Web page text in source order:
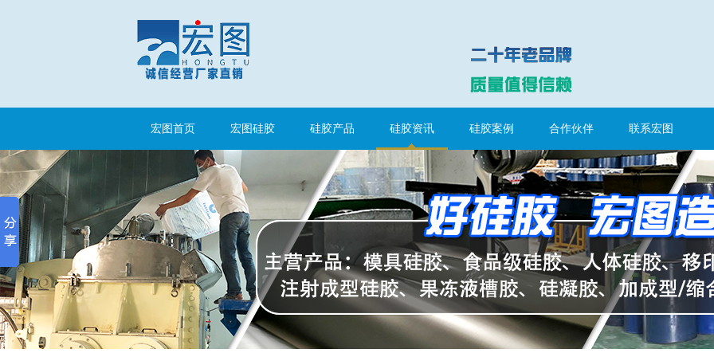
宏图首页 宏图硅胶 硅胶产品 硅胶资讯 硅胶案例 合作伙伴 联系宏图
果冻胶